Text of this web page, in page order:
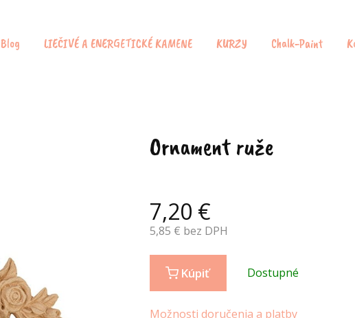
Blog LIEČIVÉ A ENERGETICKÉ KAMENE KURZY Chalk-Paint
Ornament ruže
7,20 €
5,85 € bez DPH
Kúpiť Dostupné
Možnosti doručenia a platby